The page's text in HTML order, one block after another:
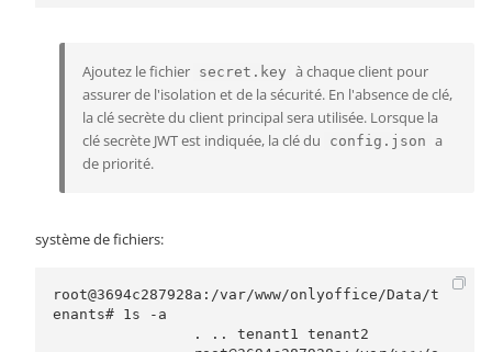
Ajoutez le fichier secret.key à chaque client pour
assurer de l'isolation et de la sécurité. En l'absence de clé,
la clé secrète du client principal sera utilisée. Lorsque la
clé secrète JWT est indiquée, la clé du
config.json a
de priorité.
système de fichiers:
root@3694c287928a:/var/www/onlyoffice/Data/t
enants# 1s -a